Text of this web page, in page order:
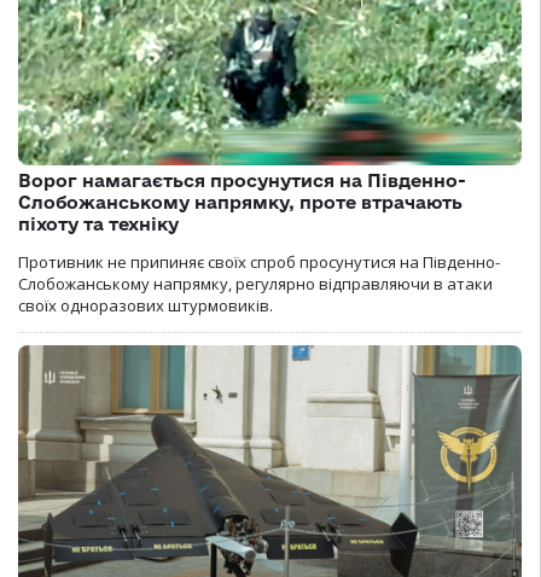
Ворог намагається просунутися на Південно-
Слобожанському напрямку, проте втрачають
піхоту та техніку
Противник не припиняє своїх спроб просунутися на Південно-
Слобожанському напрямку, регулярно відправляючи в атаки
своїх одноразових штурмовиків.